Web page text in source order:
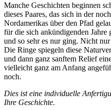
Manche Geschichten beginnen
dieses Paares, das sich in der
Nordamerikas über den Pfad
für die sich ankündigenden Jahre
und so sehr es nur ging. Nicht
Die Ringe spiegeln diese
und dann ganz sanftem Relief
vielleicht ganz am Anfang
noch.
Dies ist eine individuelle
Ihre Geschichte.